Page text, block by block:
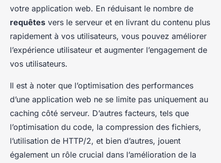
votre application web. En réduisant le nombre de
requêtes vers le serveur et en livrant du contenu plus
rapidement à vos utilisateurs, vous pouvez améliorer
l’expérience utilisateur et augmenter l’engagement de
vos utilisateurs.
Il est à noter que l’optimisation des performances
d’une application web ne se limite pas uniquement au
caching côté serveur. D’autres facteurs, tels que
l’optimisation du code, la compression des fichiers,
l’utilisation de HTTP/2, et bien d’autres, jouent
également un rôle crucial dans l’amélioration de la